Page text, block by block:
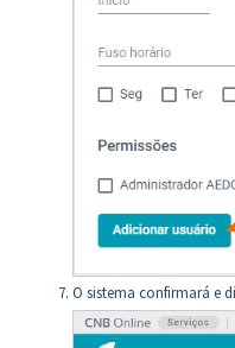
O sistema confirmará e